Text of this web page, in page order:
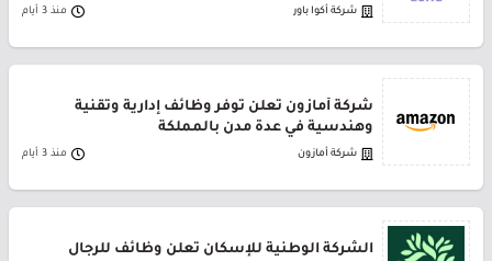
شركة أكوا باور منذ 3 أيام
شركة أمازون تعلن توفر وظائف إدارية وتقنية
وهندسية في عدة مدن بالمملكة
شركة أمازون منذ 3 أيام
الشركة الوطنية للإسكان تعلن وظائف للرجال